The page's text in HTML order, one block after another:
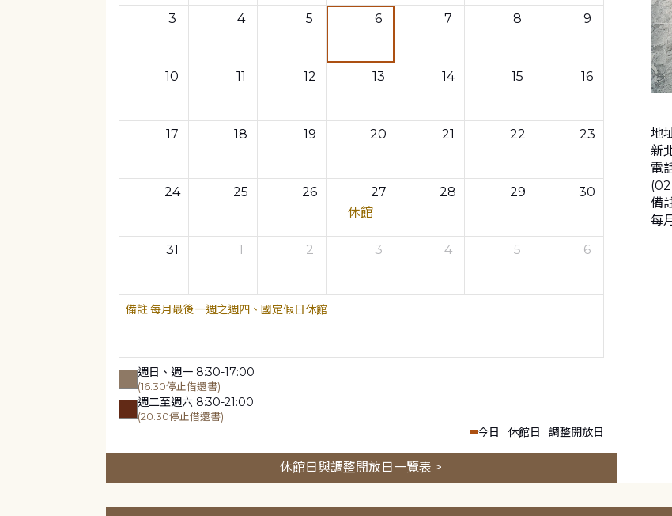
3 4 5 6 7 8 9
10 11 12 13 14 15 16
17 18 19 20 21 22 23
24 25 26
27
休館
28 29 30
31 1 2 3 4 5 6
每月最後一週之週四、國定假日休館
週日、週一 8:30-17:00
(16:30停止借還書)
週二至週六 8:30-21:00
(20:30停止借還書)
今日 休館日 調整開放日
休館日與調整開放日一覽表 >
地
新
電
備
每